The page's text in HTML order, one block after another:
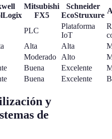
Mitsubishi
FX5
Schneider
EcoStruxure
PLC
Plataforma
IoT
Alta Alta
Moderado Alto
Buena Excelente
Buena Excelente
y
de